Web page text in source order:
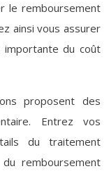
le remboursement
ainsi vous assurer
importante du coût
proposent des
Entrez vos
du traitement
remboursement